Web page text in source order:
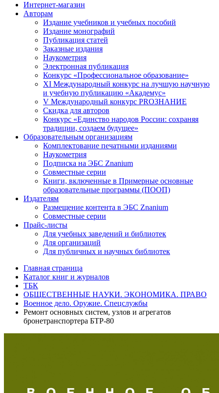
Интернет-магазин
Авторам
Издание учебников и учебных пособий
Издание монографий
Публикация статей
Заказные издания
Наукометрия
Электронная публикация
Конкурс «Профессиональное образование»
XI Международный конкурс на лучшую научную
и учебную публикацию «Академус»
V Международный конкурс PROЗНАНИЕ
Скидка для авторов
Конкурс «Единство народов России: сохраняя
традиции, создаем будущее»
Образовательным организациям
Комплектование печатными изданиями
Наукометрия
Подписка на ЭБС Znanium
Совместные серии
Книги, включенные в Примерные основные
образовательные программы (ПООП)
Издателям
Размещение контента в ЭБС Znanium
Совместные серии
Прайс-листы
Для учебных заведений и библиотек
Для организаций
Для публичных и научных библиотек
Главная страница
Каталог книг и журналов
ТБК
ОБЩЕСТВЕННЫЕ НАУКИ. ЭКОНОМИКА. ПРАВО
Военное дело. Оружие. Спецслужбы
Ремонт основных систем, узлов и агрегатов
бронетранспортера БТР-80